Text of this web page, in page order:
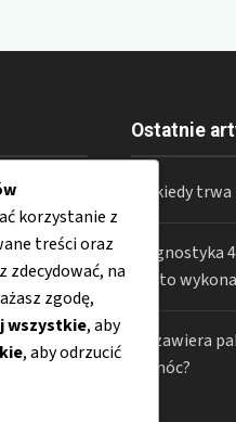
stronie
nie
Ostatnie
Do kiedy
Diagnostyka
warto
Co zawiera
pomóc?
korzystanie z
treści oraz
zdecydować, na
zgodę,
wszystkie, aby
, aby odrzucić